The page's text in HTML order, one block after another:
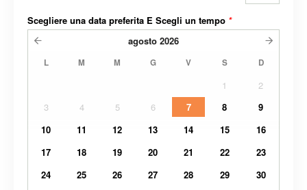
Scegliere una data preferita E Scegli un tempo *
agosto 2026
L M M G V S D
1
2
3
4 5 6 7 8
9
10
11 12 13 14 15
16
17
18 19 20 21 22
23
24
25 26 27 28 29
30